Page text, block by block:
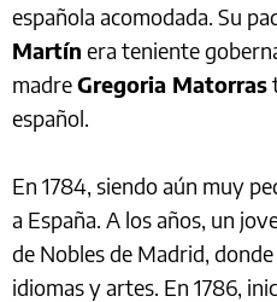
española acomodada. Su
Martín era teniente
madreGregoria Matorras
español.
En 1784, siendo aún muy
a España. A los años, un
de Nobles de Madrid,
idiomas y artes. En 1786,